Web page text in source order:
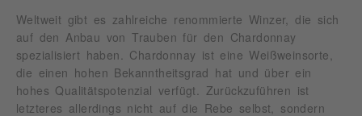
Weltweit gibt es zahlreiche renommierte Winzer, die sich
auf den Anbau von Trauben für den Chardonnay
spezialisiert haben. Chardonnay ist eine Weißweinsorte,
die einen hohen Bekanntheitsgrad hat und über ein
hohes Qualitätspotenzial verfügt. Zurückzuführen ist
letzteres allerdings nicht auf die Rebe selbst, sondern